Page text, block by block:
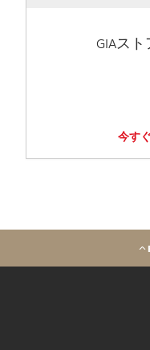
GIAス
今す